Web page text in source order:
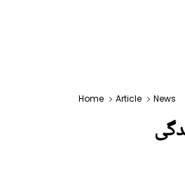
Home Article News